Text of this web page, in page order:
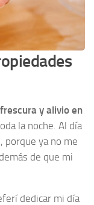
frescura y alivio en
la noche. Al día
porque ya no me
de que mi
dedicar mi día